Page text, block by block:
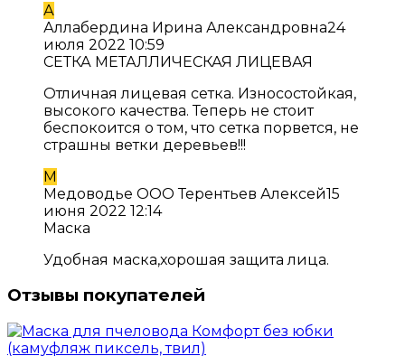
А
Аллабердина Ирина Александровна24
июля 2022 10:59
СЕТКА МЕТАЛЛИЧЕСКАЯ ЛИЦЕВАЯ
Отличная лицевая сетка. Износостойкая,
высокого качества. Теперь не стоит
беспокоится о том, что сетка порвется, не
страшны ветки деревьев!!!
М
Медоводье ООО Терентьев Алексей15
июня 2022 12:14
Маска
Удобная маска,хорошая защита лица.
Отзывы покупателей